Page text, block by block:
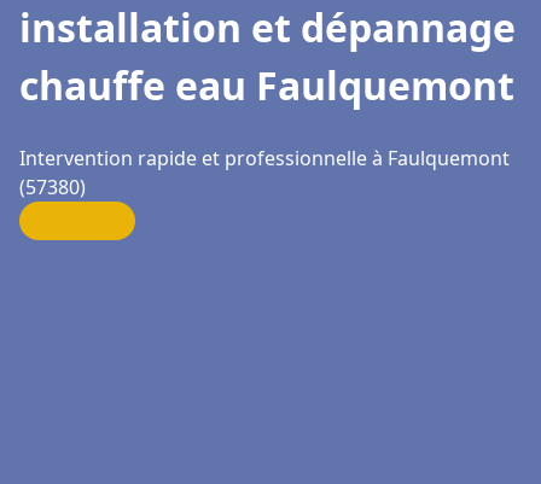
installation et dépannage
chauffe eau Faulquemont
Intervention rapide et professionnelle à Faulquemont
(57380)